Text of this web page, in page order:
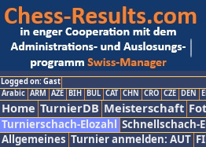
Logged on: Gast
Arabic ARM AZE BIH BUL CAT CHN CRO CZE DEN
Home TurnierDB Meisterschaft
Turnierschach-Elozahl Schnellschach-
Allgemeines Turnier anmelden: AUT